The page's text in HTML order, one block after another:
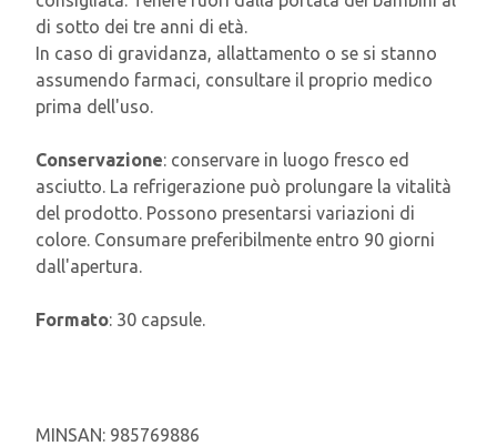
di sotto dei tre anni di età.
In caso di gravidanza, allattamento o se si stanno
assumendo farmaci, consultare il proprio medico
prima dell'uso.
Conservazione: conservare in luogo fresco ed
asciutto. La refrigerazione può prolungare la vitalità
del prodotto. Possono presentarsi variazioni di
colore. Consumare preferibilmente entro 90 giorni
dall'apertura.
Formato: 30 capsule.
MINSAN: 985769886